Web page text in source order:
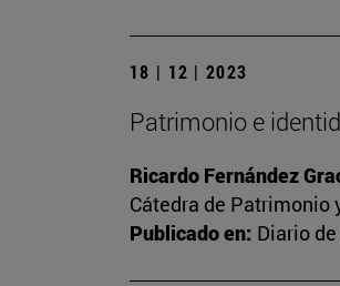
18 | 12 | 2023
Patrimonio e
Ricardo Fernández
Cátedra de Patrimonio
Publicado en: Diario